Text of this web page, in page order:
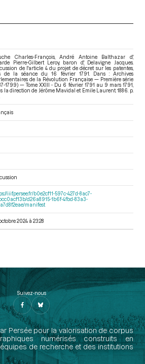
Charles-François, André Antoine Balthazar d',
Pierre-Gilbert Leroy, baron d', Delavigne Jacques.
de l'article 4 du projet de décret sur les patentes,
de la séance du 16 février 1791. Dans : Archives
de la Révolution Française — Première série
1799) — Tome XXIII - Du 6 février 1791 au 9 mars 1791
la direction de Jérôme Mavidal et Emile Laurent. 1886. p.
iiif.persee.fr/b0e2cf11-597c-427d-8ac7-
d26a8915-1b6f-4fbd-83a3-
manifest
2024 à 23:28
Suivez-nous
Persée pour la valorisation de corpus
numérisés construits en
de recherche et des institutions